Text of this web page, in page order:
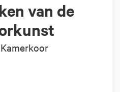
van de